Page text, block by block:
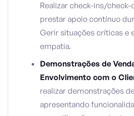
Realizar check-ins/
prestar apoio contínuo
Gerir situações críticas e
empatia.
Demonstrações de
Envolvimento com o
realizar demonstrações
apresentando